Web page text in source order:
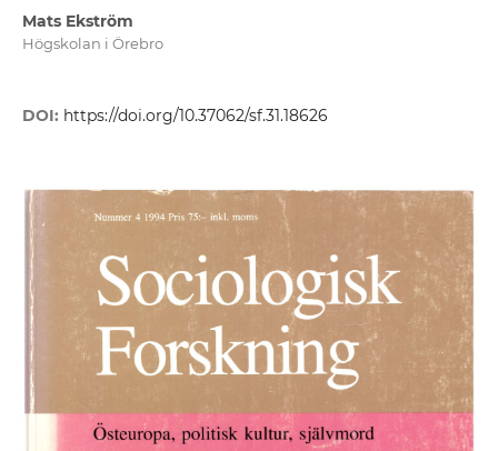
Mats Ekström
Högskolan i Örebro
DOI: https://doi.org/10.37062/sf.31.18626